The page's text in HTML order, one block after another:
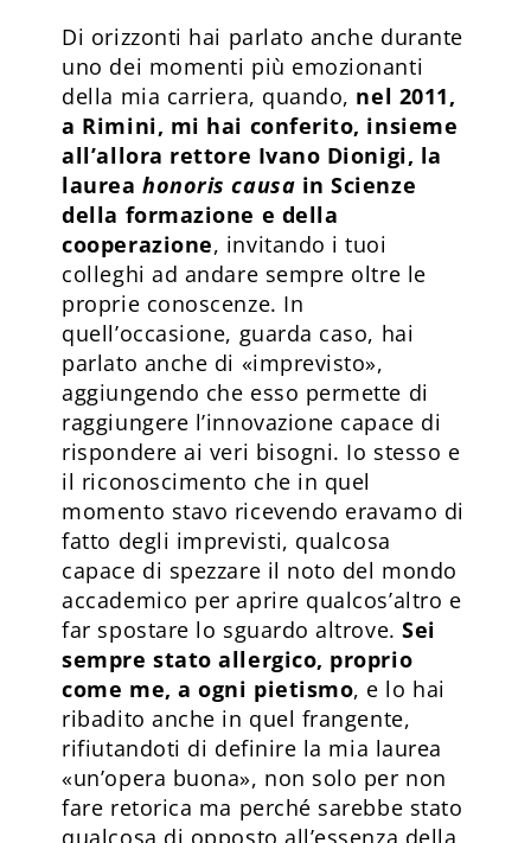
Di orizzonti hai parlato anche durante
uno dei momenti più emozionanti
della mia carriera, quando, nel 2011,
a Rimini, mi hai conferito, insieme
all’allora rettore Ivano Dionigi, la
laureahonoris causa in Scienze
della formazione e della
cooperazione, invitando i tuoi
colleghi ad andare sempre oltre le
proprie conoscenze. In
quell’occasione, guarda caso, hai
parlato anche di «imprevisto»,
aggiungendo che esso permette di
raggiungere l’innovazione capace di
rispondere ai veri bisogni. Io stesso e
il riconoscimento che in quel
momento stavo ricevendo eravamo di
fatto degli imprevisti, qualcosa
capace di spezzare il noto del mondo
accademico per aprire qualcos’altro e
far spostare lo sguardo altrove.Sei
sempre stato allergico, proprio
come me, a ogni pietismo, e lo hai
ribadito anche in quel frangente,
rifiutandoti di definire la mia laurea
«un’opera buona», non solo per non
fare retorica ma perché sarebbe stato
qualcosa di opposto all’essenza della